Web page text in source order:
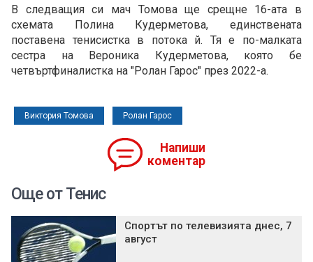
В следващия си мач Томова ще срещне 16-ата в
схемата Полина Кудерметова, единствената
поставена тенисистка в потока й. Тя е по-малката
сестра на Вероника Кудерметова, която бе
четвъртфиналистка на "Ролан Гарос" през 2022-а.
Виктория Томова Ролан Гарос
Напиши
коментар
Още от Тенис
Спортът по телевизията днес, 7
август